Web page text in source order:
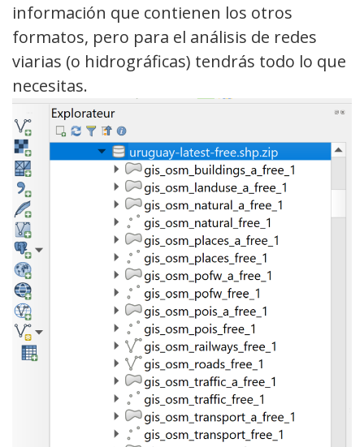
información que contienen los otros
formatos, pero para el análisis de redes
viarias (o hidrográficas) tendrás todo lo que
necesitas.